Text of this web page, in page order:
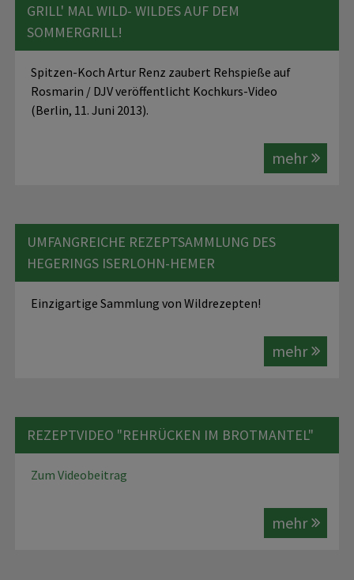
GRILL' MAL WILD- WILDES AUF DEM
SOMMERGRILL!
Spitzen-Koch Artur Renz zaubert Rehspieße auf
Rosmarin / DJV veröffentlicht Kochkurs-Video
(Berlin, 11. Juni 2013).
mehr
UMFANGREICHE REZEPTSAMMLUNG DES
HEGERINGS ISERLOHN-HEMER
Einzigartige Sammlung von Wildrezepten!
mehr
REZEPTVIDEO "REHRÜCKEN IM BROTMANTEL"
Zum Videobeitrag
mehr